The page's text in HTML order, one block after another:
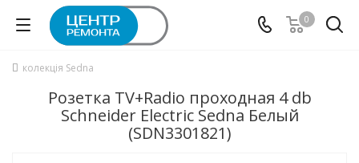
0
колекція Sedna
Розетка TV+Radio проходная 4 db
Schneider Electric Sedna Белый
(SDN3301821)